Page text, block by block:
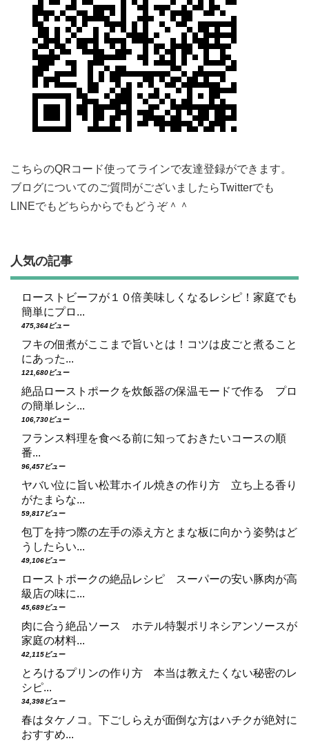
こちらのQRコード使ってラインで友達登録ができます。
ブログについてのご質問がございましたらTwitterでも
LINEでもどちらからでもどうぞ＾＾
人気の記事
ローストビーフが１０倍美味しくなるレシピ！家庭でも
簡単にプロ...
475,364ビュー
フキの佃煮がここまで旨いとは！コツは皮ごと煮ること
にあった...
121,680ビュー
絶品ローストポークを炊飯器の保温モードで作る プロ
の簡単レシ...
106,730ビュー
フランス料理を食べる前に知っておきたいコースの順
番...
96,457ビュー
ヤバい位に旨い松茸ホイル焼きの作り方 立ち上る香り
がたまらな...
59,817ビュー
包丁を持つ際の左手の添え方とまな板に向かう姿勢はど
うしたらい...
49,106ビュー
ローストポークの絶品レシピ スーパーの安い豚肉が高
級店の味に...
45,689ビュー
肉に合う絶品ソース ホテル特製ポリネシアンソースが
家庭の材料...
42,115ビュー
とろけるプリンの作り方 本当は教えたくない秘密のレ
シピ...
34,398ビュー
春はタケノコ。下ごしらえが面倒な方はハチクが絶対に
おすすめ...